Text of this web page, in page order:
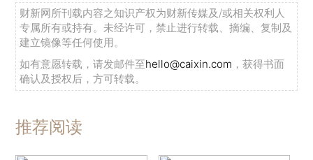
财新网所刊载内容之知识产权为财新传媒及/或相关权利人
专属所有或持有。未经许可，禁止进行转载、摘编、复制及
建立镜像等任何使用。
如有意愿转载，请发邮件至hello@caixin.com ，获得书面
确认及授权后，方可转载。
推荐阅读